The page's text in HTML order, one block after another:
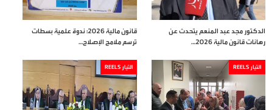
الدكتور مجد عبد المنعم يتحدث عن
رهانات قانون مالية 2026…
قانون مالية 2026: ندوة علمية بسطات
ترسم ملامح الإصلاح…
التيار REELS التيار REELS